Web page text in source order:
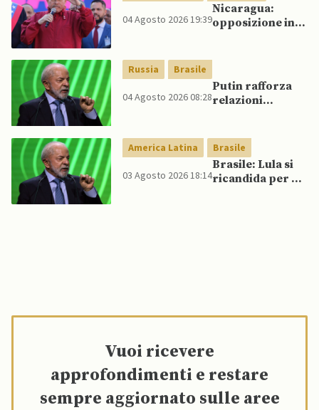
04 Agosto 2026 19:39
Nicaragua:
opposizione in
aumentare la
pressione
internazionale
Russia Brasile
04 Agosto 2026 08:28
Putin rafforza
relazioni
America Latina Brasile
03 Agosto 2026 18:14
Brasile: Lula si
ricandida per un
Vuoi ricevere
approfondimenti e restare
sempre aggiornato sulle aree